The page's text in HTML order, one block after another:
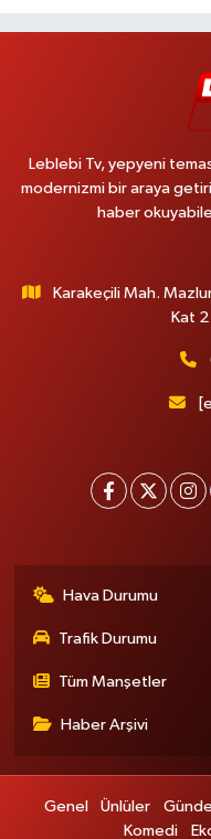
Leblebi Tv, yepyeni
modernizmi bir araya
haber
Karakeçili Mah.
Kat
Hava Durumu
Trafik Durumu
Tüm Manşetler
Haber Arşivi
Genel Ünlüler
Komedi